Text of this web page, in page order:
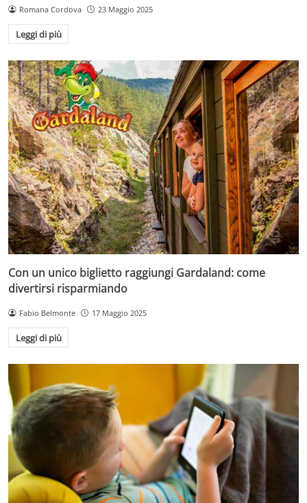
Romana Cordova 23 Maggio 2025
Leggi di più
Con un unico biglietto raggiungi Gardaland: come
divertirsi risparmiando
Fabio Belmonte 17 Maggio 2025
Leggi di più